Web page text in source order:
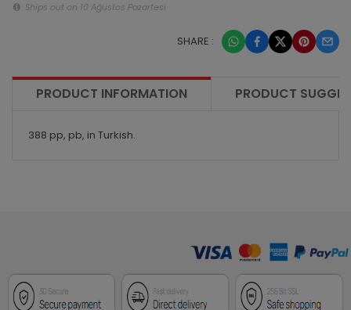
Ships out on 10 Ağustos Pazartesi
SHARE :
PRODUCT INFORMATION PRODUCT
388 pp, pb, in Turkish.